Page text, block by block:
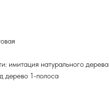
имитация натурального дерева
дерево 1-полоса